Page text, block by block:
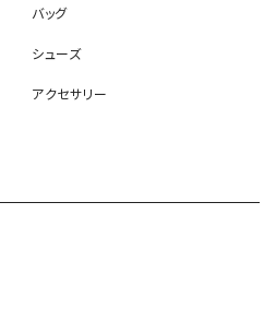
バッグ
シューズ
アクセサリー